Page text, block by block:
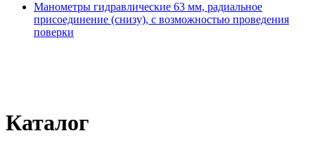
Манометры гидравлические 63 мм, радиальное
присоединение (снизу), с возможностью проведения
поверки
Каталог